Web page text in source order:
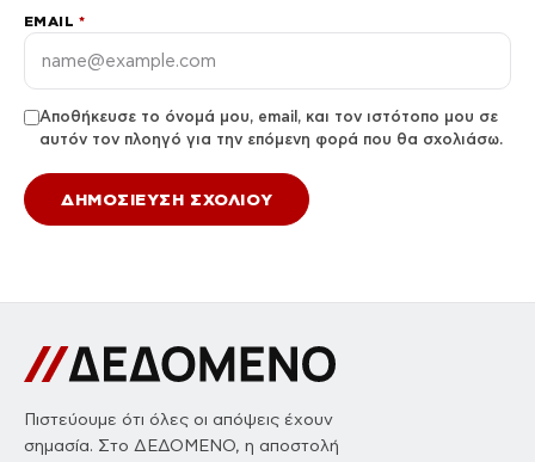
EMAIL *
Αποθήκευσε το όνομά μου, email, και τον ιστότοπο μου σε
αυτόν τον πλοηγό για την επόμενη φορά που θα σχολιάσω.
Πιστεύουμε ότι όλες οι απόψεις έχουν
σημασία. Στο ΔΕΔΟΜΕΝΟ, η αποστολή